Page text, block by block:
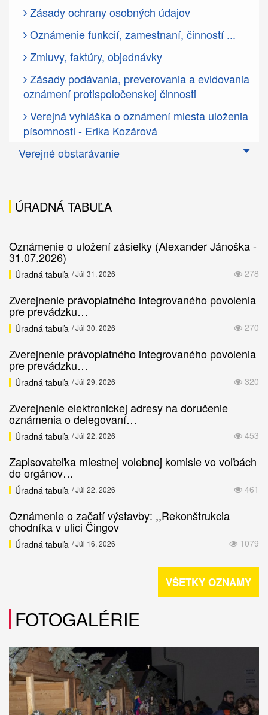
Zásady ochrany osobných údajov
Oznámenie funkcií, zamestnaní, činností ...
Zmluvy, faktúry, objednávky
Zásady podávania, preverovania a evidovania
oznámení protispoločenskej činnosti
Verejná vyhláška o oznámení miesta uloženia
písomnosti - Erika Kozárová
Verejné obstarávanie
ÚRADNÁ TABUĽA
Oznámenie o uložení zásielky (Alexander Jánoška -
31.07.2026)
278
Úradná tabuľa / Júl 31, 2026
Zverejnenie právoplatného integrovaného povolenia
pre prevádzku…
270
Úradná tabuľa / Júl 30, 2026
Zverejnenie právoplatného integrovaného povolenia
pre prevádzku…
320
Úradná tabuľa / Júl 29, 2026
Zverejnenie elektronickej adresy na doručenie
oznámenia o delegovaní…
453
Úradná tabuľa / Júl 22, 2026
Zapisovateľka miestnej volebnej komisie vo voľbách
do orgánov…
461
Úradná tabuľa / Júl 22, 2026
Oznámenie o začatí výstavby: ,,Rekonštrukcia
chodníka v ulici Čingov
1079
Úradná tabuľa / Júl 16, 2026
VŠETKY OZNAMY
FOTOGALÉRIE